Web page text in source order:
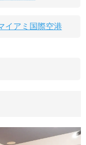
イアミ国際空港